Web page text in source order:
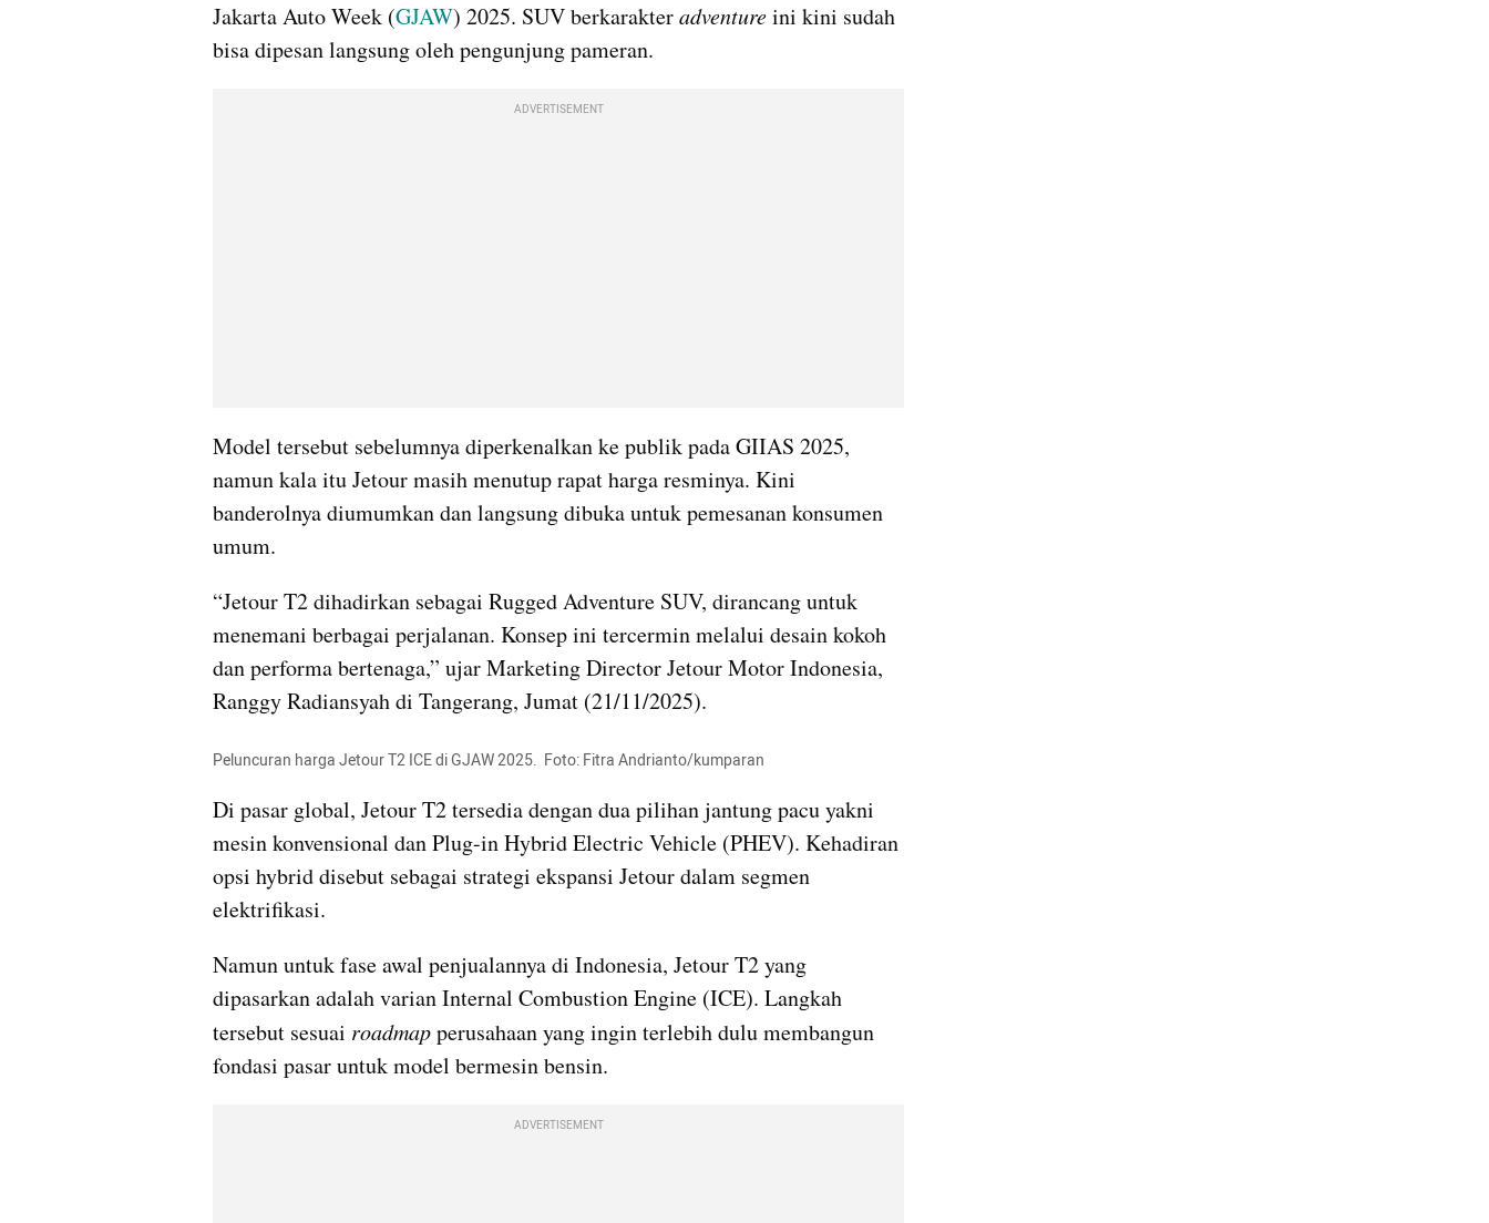
Jakarta Auto Week (GJAW) 2025. SUV berkarakter adventure ini kini sudah
bisa dipesan langsung oleh pengunjung pameran.
ADVERTISEMENT
Model tersebut sebelumnya diperkenalkan ke publik pada GIIAS 2025,
namun kala itu Jetour masih menutup rapat harga resminya. Kini
banderolnya diumumkan dan langsung dibuka untuk pemesanan konsumen
umum.
“Jetour T2 dihadirkan sebagai Rugged Adventure SUV, dirancang untuk
menemani berbagai perjalanan. Konsep ini tercermin melalui desain kokoh
dan performa bertenaga,” ujar Marketing Director Jetour Motor Indonesia,
Ranggy Radiansyah di Tangerang, Jumat (21/11/2025).
Peluncuran harga Jetour T2 ICE di GJAW 2025.  Foto: Fitra Andrianto/kumparan
Di pasar global, Jetour T2 tersedia dengan dua pilihan jantung pacu yakni
mesin konvensional dan Plug-in Hybrid Electric Vehicle (PHEV). Kehadiran
opsi hybrid disebut sebagai strategi ekspansi Jetour dalam segmen
elektrifikasi.
Namun untuk fase awal penjualannya di Indonesia, Jetour T2 yang
dipasarkan adalah varian Internal Combustion Engine (ICE). Langkah
tersebut sesuai roadmap perusahaan yang ingin terlebih dulu membangun
fondasi pasar untuk model bermesin bensin.
ADVERTISEMENT